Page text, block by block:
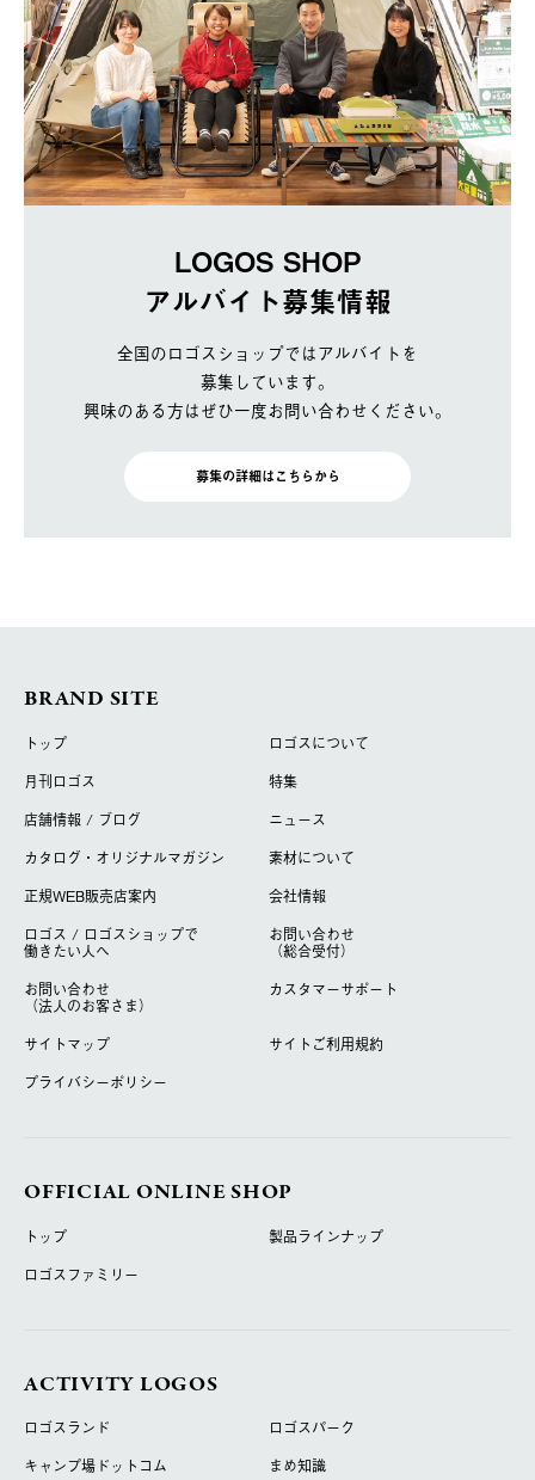
LOGOS SHOP
アルバイト募集情報
全国のロゴスショップではアルバイトを
募集しています。
興味のある方はぜひ一度お問い合わせください。
募集の詳細はこちらから
BRAND SITE
トップ
ロゴスについて
月刊ロゴス
特集
店舗情報 / ブログ
ニュース
カタログ・オリジナルマガジン
素材について
正規WEB販売店案内
会社情報
ロゴス / ロゴスショップで
働きたい人へ
お問い合わせ
（総合受付）
お問い合わせ
（法人のお客さま）
カスタマーサポート
サイトマップ
サイトご利用規約
プライバシーポリシー
OFFICIAL ONLINE SHOP
トップ
製品ラインナップ
ロゴスファミリー
ACTIVITY LOGOS
ロゴスランド
ロゴスパーク
キャンプ場ドットコム
まめ知識